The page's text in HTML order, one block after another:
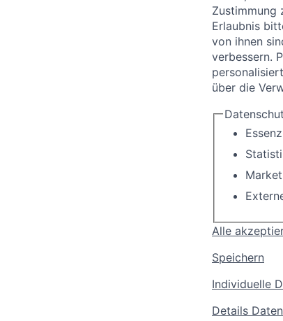
Zustimmung
Erlaubnis
von ihnen
verbessern.
über die
Alle
Speichern
Individuelle
Details